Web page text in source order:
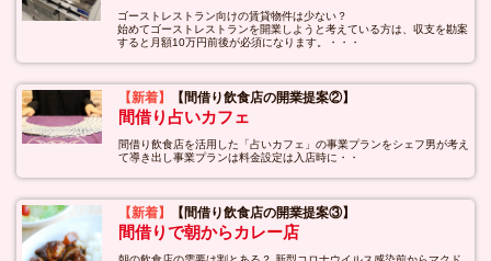
ゴーストレストラン向けの賃貸物件は少ない？
始めてゴーストレストランを開業しようと考えている方は、収支を勘案
すると月額10万円前後が必須になります。・・・
【新着】 【間借り飲食店の開業提案②】
間借り占いカフェ
間借り飲食店を活用した「占いカフェ」の事業プランをシェフ男が考え
て導き出し事業プランは料金設定は入店時に・・
【新着】 【間借り飲食店の開業提案③】
間借りで朝からカレー店